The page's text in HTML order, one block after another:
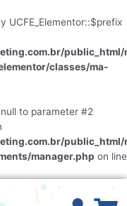
UCFE_Elementor::$prefix
classes/ma-
to parameter #2
manager.php on line